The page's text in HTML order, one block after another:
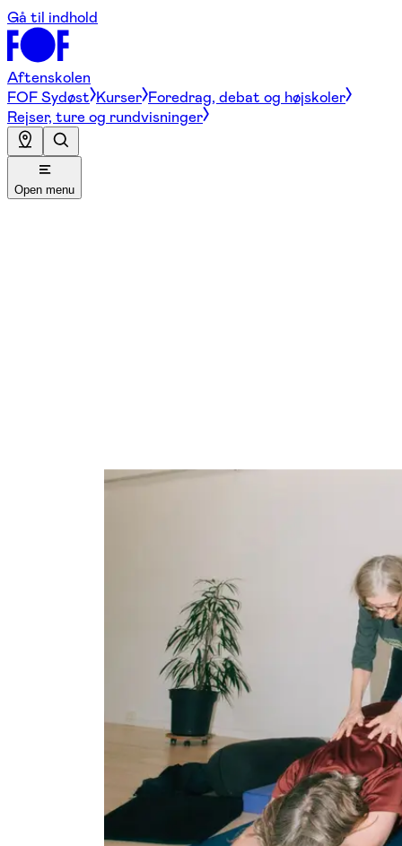
Gå til indhold
Aftenskolen
FOF Sydøst Kurser Foredrag, debat og højskoler
Rejser, ture og rundvisninger
Open menu